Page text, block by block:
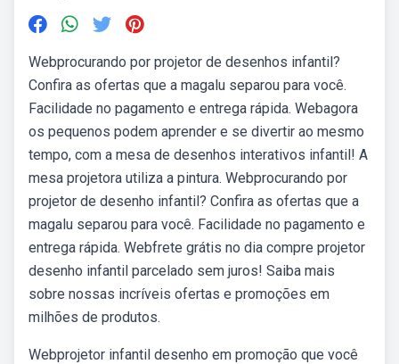
Webprocurando por projetor de desenhos infantil?
Confira as ofertas que a magalu separou para você.
Facilidade no pagamento e entrega rápida. Webagora
os pequenos podem aprender e se divertir ao mesmo
tempo, com a mesa de desenhos interativos infantil! A
mesa projetora utiliza a pintura. Webprocurando por
projetor de desenho infantil? Confira as ofertas que a
magalu separou para você. Facilidade no pagamento e
entrega rápida. Webfrete grátis no dia compre projetor
desenho infantil parcelado sem juros! Saiba mais
sobre nossas incríveis ofertas e promoções em
milhões de produtos.
Webprojetor infantil desenho em promoção que você